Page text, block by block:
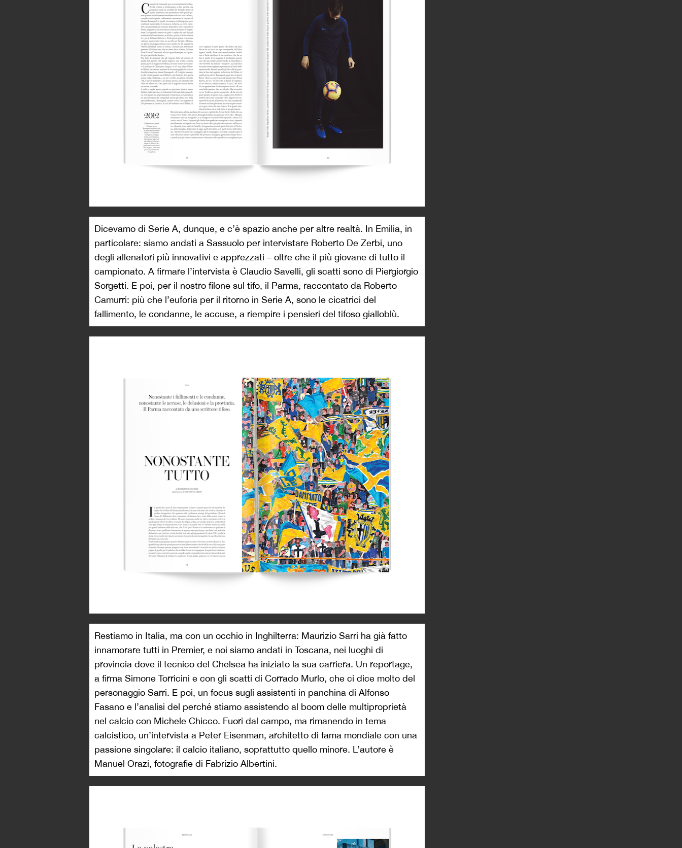
Dicevamo di Serie A, dunque, e c’è spazio anche per altre realtà. In Emilia, in
particolare: siamo andati a Sassuolo per intervistare Roberto De Zerbi, uno
degli allenatori più innovativi e apprezzati – oltre che il più giovane di tutto il
campionato. A firmare l’intervista è Claudio Savelli, gli scatti sono di Piergiorgio
Sorgetti. E poi, per il nostro filone sul tifo, il Parma, raccontato da Roberto
Camurri: più che l’euforia per il ritorno in Serie A, sono le cicatrici del
fallimento, le condanne, le accuse, a riempire i pensieri del tifoso gialloblù.
Restiamo in Italia, ma con un occhio in Inghilterra: Maurizio Sarri ha già fatto
innamorare tutti in Premier, e noi siamo andati in Toscana, nei luoghi di
provincia dove il tecnico del Chelsea ha iniziato la sua carriera. Un reportage,
a firma Simone Torricini e con gli scatti di Corrado Murlo, che ci dice molto del
personaggio Sarri. E poi, un focus sugli assistenti in panchina di Alfonso
Fasano e l’analisi del perché stiamo assistendo al boom delle multiproprietà
nel calcio con Michele Chicco. Fuori dal campo, ma rimanendo in tema
calcistico, un’intervista a Peter Eisenman, architetto di fama mondiale con una
passione singolare: il calcio italiano, soprattutto quello minore. L’autore è
Manuel Orazi, fotografie di Fabrizio Albertini.